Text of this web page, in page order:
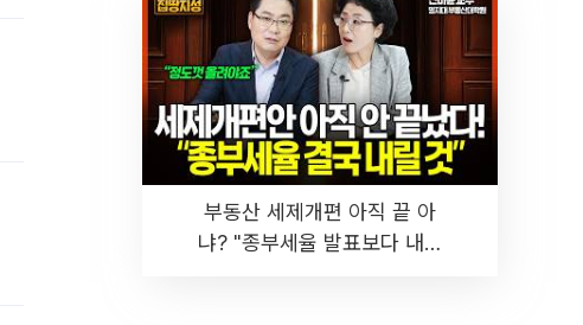
부동산 세제개편 아직 끝 아
냐? "종부세율 발표보다 내릴